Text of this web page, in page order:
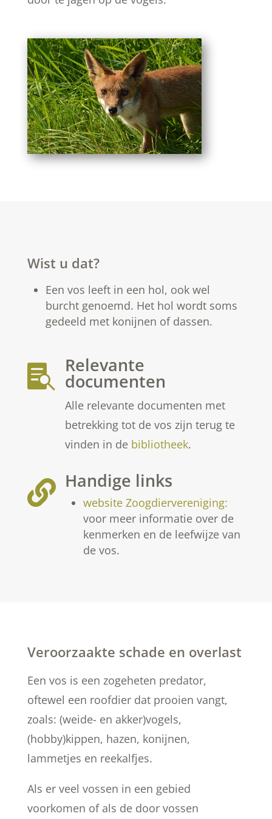
Wist u dat?
Een vos leeft in een hol, ook wel
burcht genoemd. Het hol wordt soms
gedeeld met konijnen of dassen.
 Relevante
documenten
Alle relevante documenten met
betrekking tot de vos zijn terug te
vinden in de bibliotheek.
 Handige links
website Zoogdiervereniging:
voor meer informatie over de
kenmerken en de leefwijze van
de vos.
Veroorzaakte schade en overlast
Een vos is een zogeheten predator,
oftewel een roofdier dat prooien vangt,
zoals: (weide- en akker)vogels,
(hobby)kippen, hazen, konijnen,
lammetjes en reekalfjes.
Als er veel vossen in een gebied
voorkomen of als de door vossen